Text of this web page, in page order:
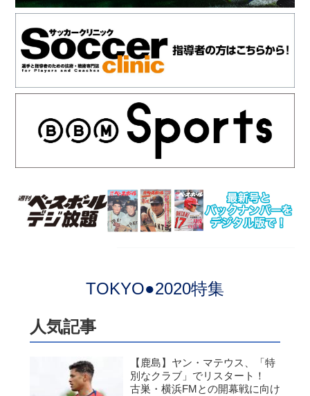
TOKYO●2020特集
人気記事
【鹿島】ヤン・マテウス、「特
別なクラブ」でリスタート！
古巣・横浜FMとの開幕戦に向け